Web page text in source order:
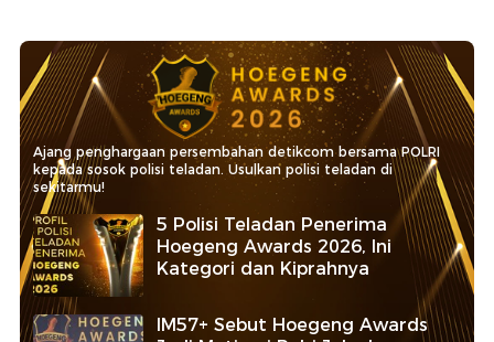
Ajang penghargaan persembahan detikcom bersama POLRI
kepada sosok polisi teladan. Usulkan polisi teladan di
sekitarmu!
5 Polisi Teladan Penerima
Hoegeng Awards 2026, Ini
Kategori dan Kiprahnya
IM57+ Sebut Hoegeng Awards